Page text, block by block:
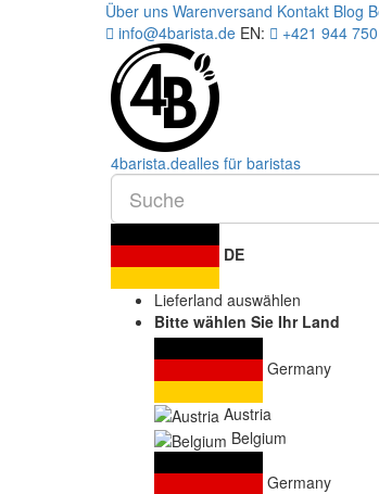
Über uns Warenversand Kontakt Blog
info@4barista.de EN: +421 944
4barista.dealles für baristas
DE
Lieferland auswählen
Bitte wählen Sie Ihr Land
Germany
Austria
Belgium
Germany